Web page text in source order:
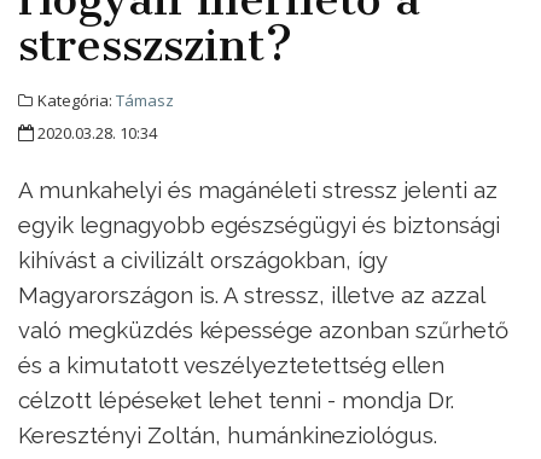
stresszszint?
Kategória: Támasz
2020.03.28. 10:34
A munkahelyi és magánéleti stressz jelenti az
egyik legnagyobb egészségügyi és biztonsági
kihívást a civilizált országokban, így
Magyarországon is. A stressz, illetve az azzal
való megküzdés képessége azonban szűrhető
és a kimutatott veszélyeztetettség ellen
célzott lépéseket lehet tenni - mondja Dr.
Keresztényi Zoltán, humánkineziológus.